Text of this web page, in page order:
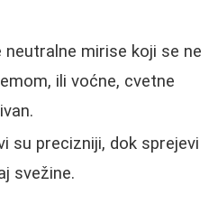
mirise koji se ne
ili voćne, cvetne
su precizniji, dok sprejevi
svežine.